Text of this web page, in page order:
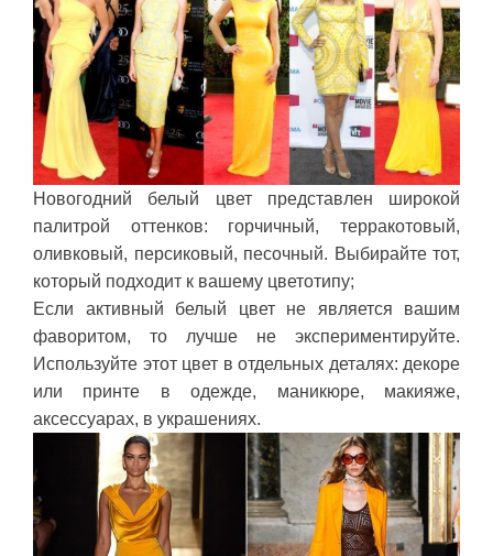
Новогодний белый цвет представлен широкой
палитрой оттенков: горчичный, терракотовый,
оливковый, персиковый, песочный. Выбирайте тот,
который подходит к вашему цветотипу;
Если активный белый цвет не является вашим
фаворитом, то лучше не экспериментируйте.
Используйте этот цвет в отдельных деталях: декоре
или принте в одежде, маникюре, макияже,
аксессуарах, в украшениях.